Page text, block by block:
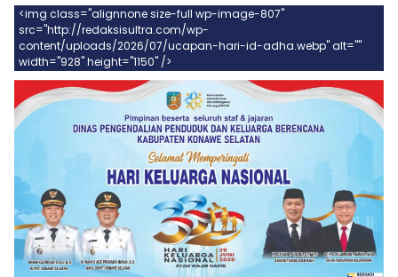
<img class="alignnone size-full wp-image-807"
src="http://redaksisultra.com/wp-
content/uploads/2026/07/ucapan-hari-id-adha.webp" alt=""
width="928" height="1150" />